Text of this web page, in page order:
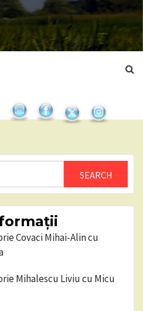
Covaci Mihai-Alin cu
Mihalescu Liviu cu Micu